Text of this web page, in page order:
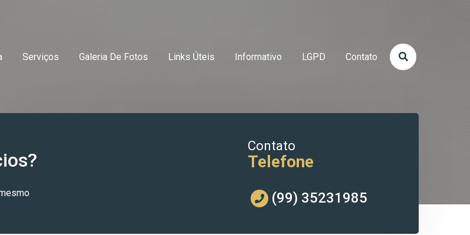
Serviços Galeria De Fotos Links Úteis Informativo LGPD Contato
Contato
Telefone
(99) 35231985